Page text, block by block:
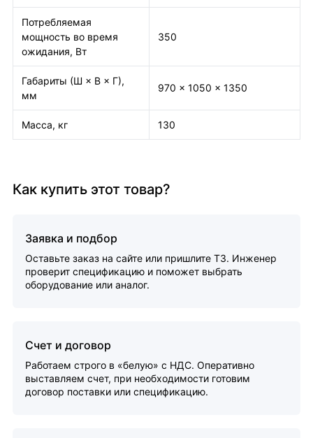
Потребляемая
мощность во время
ожидания, Вт
350
Габариты (Ш × В × Г),
мм
970 × 1050 × 1350
Масса, кг 130
Как купить этот товар?
Заявка и подбор
Оставьте заказ на сайте или пришлите ТЗ. Инженер
проверит спецификацию и поможет выбрать
оборудование или аналог.
Счет и договор
Работаем строго в «белую» с НДС. Оперативно
выставляем счет, при необходимости готовим
договор поставки или спецификацию.